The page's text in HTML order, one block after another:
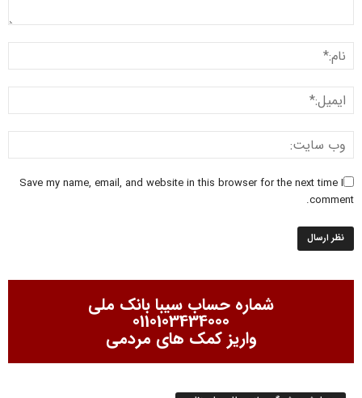
Save my name, email, and website in this browser for the next time I
comment.
شماره حساب سیبا بانک ملی
0110103434000
واریز کمک های مردمی